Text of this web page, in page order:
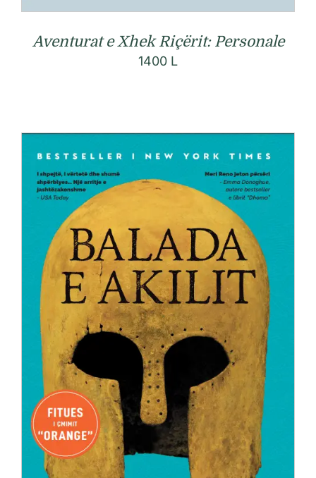
Aventurat e Xhek Riçërit: Personale
1400 L